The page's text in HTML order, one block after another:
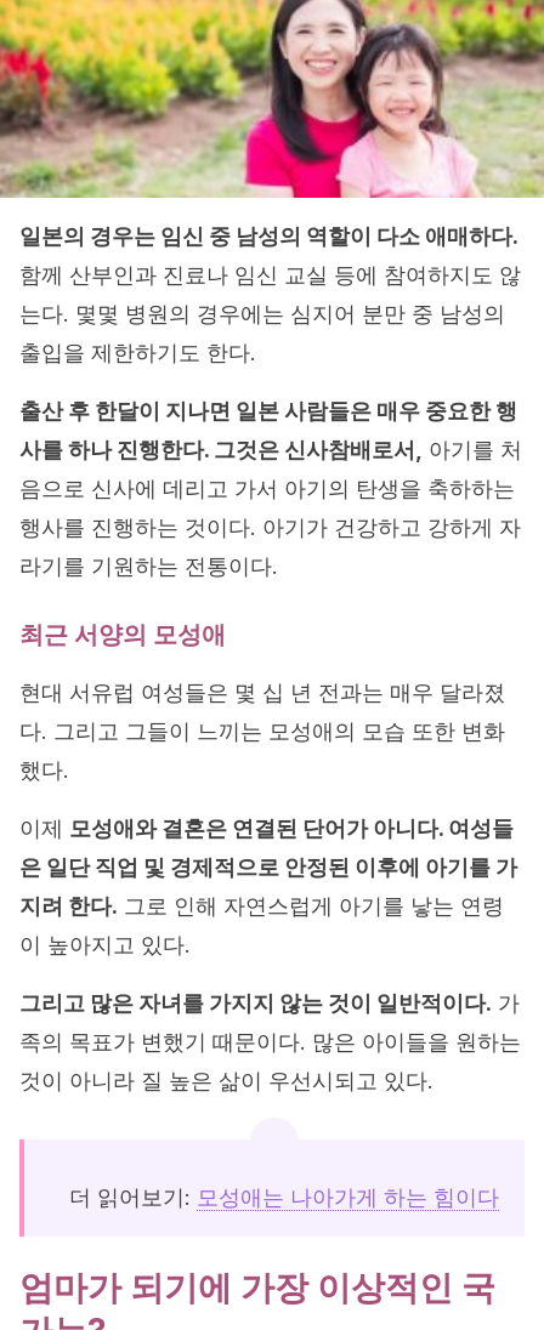
일본의 경우는 임신 중 남성의 역할이 다소 애매하다.
함께 산부인과 진료나 임신 교실 등에 참여하지도 않
는다. 몇몇 병원의 경우에는 심지어 분만 중 남성의
출입을 제한하기도 한다.
출산 후 한달이 지나면 일본 사람들은 매우 중요한 행
사를 하나 진행한다. 그것은 신사참배로서,
아기를 처
음으로 신사에 데리고 가서 아기의 탄생을 축하하는
행사를 진행하는 것이다. 아기가 건강하고 강하게 자
라기를 기원하는 전통이다.
최근 서양의 모성애
현대 서유럽 여성들은 몇 십 년 전과는 매우 달라졌
다. 그리고 그들이 느끼는 모성애의 모습 또한 변화
했다.
이제 모성애와 결혼은 연결된 단어가 아니다. 여성들
은 일단 직업 및 경제적으로 안정된 이후에 아기를 가
지려 한다. 그로 인해 자연스럽게 아기를 낳는 연령
이 높아지고 있다.
그리고 많은 자녀를 가지지 않는 것이 일반적이다. 가
족의 목표가 변했기 때문이다. 많은 아이들을 원하는
것이 아니라 질 높은 삶이 우선시되고 있다.
더 읽어보기: 모성애는 나아가게 하는 힘이다
엄마가 되기에 가장 이상적인 국